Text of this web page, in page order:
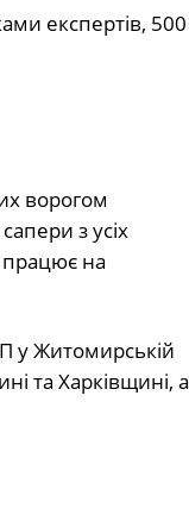
експертів, 500
ворогом
з усіх
працює на
у Житомирській
та Харківщині, а